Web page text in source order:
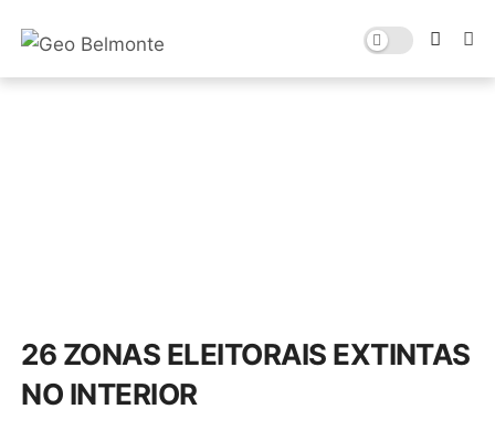
26 ZONAS ELEITORAIS EXTINTAS
NO INTERIOR